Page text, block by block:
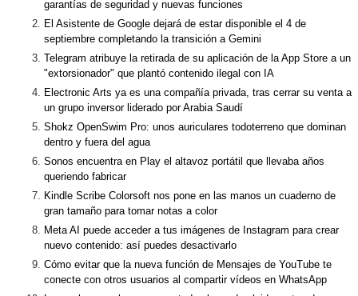
garantías de seguridad y nuevas funciones
El Asistente de Google dejará de estar disponible el 4 de
septiembre completando la transición a Gemini
Telegram atribuye la retirada de su aplicación de la App Store a un
"extorsionador" que plantó contenido ilegal con IA
Electronic Arts ya es una compañía privada, tras cerrar su venta a
un grupo inversor liderado por Arabia Saudí
Shokz OpenSwim Pro: unos auriculares todoterreno que dominan
dentro y fuera del agua
Sonos encuentra en Play el altavoz portátil que llevaba años
queriendo fabricar
Kindle Scribe Colorsoft nos pone en las manos un cuaderno de
gran tamaño para tomar notas a color
Meta AI puede acceder a tus imágenes de Instagram para crear
nuevo contenido: así puedes desactivarlo
Cómo evitar que la nueva función de Mensajes de YouTube te
conecte con otros usuarios al compartir vídeos en WhatsApp